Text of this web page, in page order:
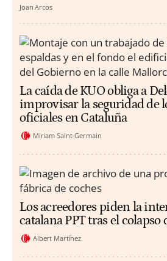
Joan Arcos
La caída de KUO obliga a
improvisar la seguridad de
oficiales en Cataluña
Miriam Saint-Germain
Los acreedores piden la
catalana PPT tras el colapso
Albert Martínez